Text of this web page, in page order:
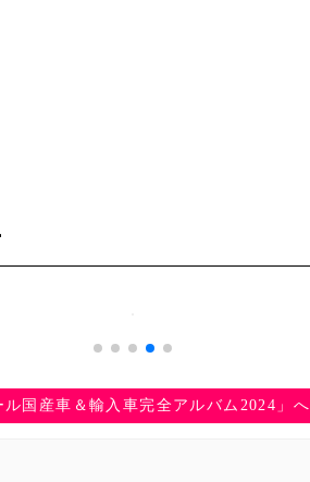
ル国産車＆輸入車完全アルバム2024」へ